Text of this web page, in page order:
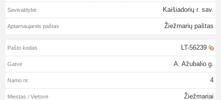
Kaišiadorių r. sav.
Žiežmarių paštas
LT-56239
A. Ažubalio g.
4
Žiežmariai